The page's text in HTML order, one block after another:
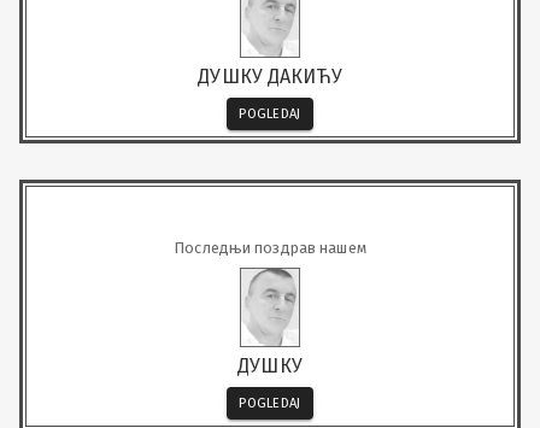
ДУШКУ ДАКИЋУ
POGLEDAJ
Последњи поздрав нашем
ДУШКУ
POGLEDAJ